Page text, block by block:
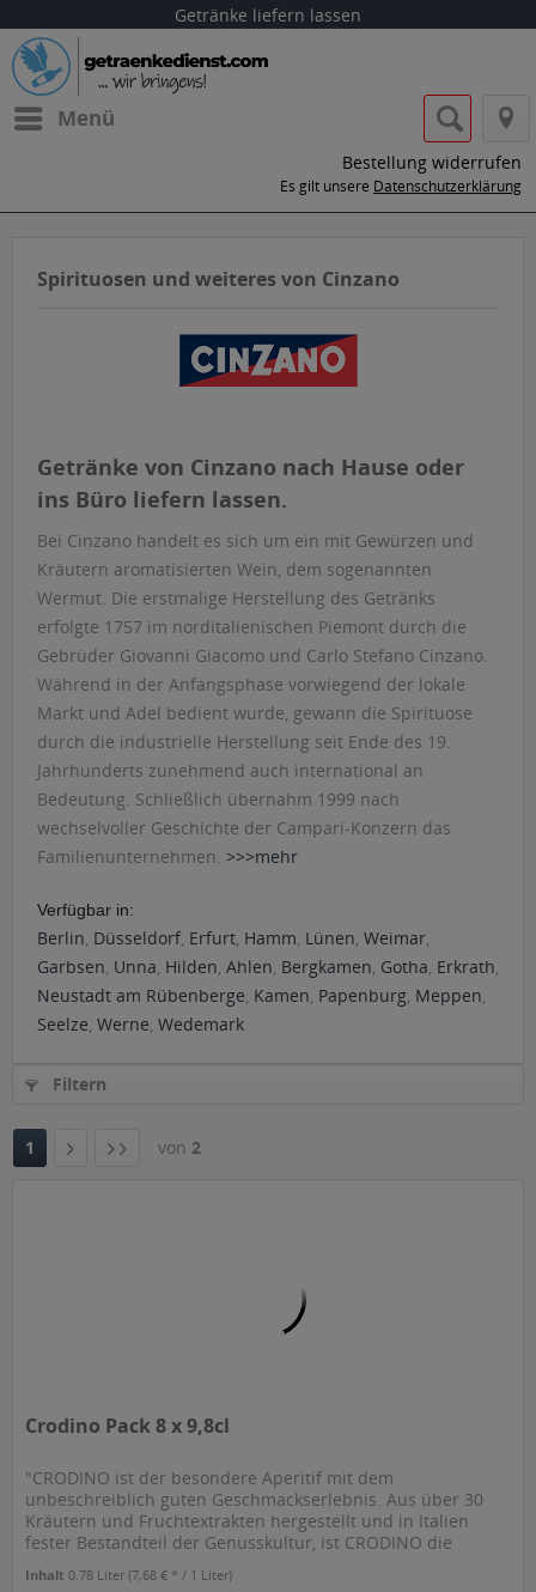
Getränke liefern lassen
Menü
Bestellung widerrufen
Es gilt unsere Datenschutzerklärung
Spirituosen und weiteres von Cinzano
Getränke von Cinzano nach Hause oder
ins Büro liefern lassen.
Bei Cinzano handelt es sich um ein mit Gewürzen und
Kräutern aromatisierten Wein, dem sogenannten
Wermut. Die erstmalige Herstellung des Getränks
erfolgte 1757 im norditalienischen Piemont durch die
Gebrüder Giovanni Giacomo und Carlo Stefano Cinzano.
Während in der Anfangsphase vorwiegend der lokale
Markt und Adel bedient wurde, gewann die Spirituose
durch die industrielle Herstellung seit Ende des 19.
Jahrhunderts zunehmend auch international an
Bedeutung. Schließlich übernahm 1999 nach
wechselvoller Geschichte der Campari-Konzern das
Familienunternehmen. >>>mehr
Verfügbar in:
Berlin, Düsseldorf, Erfurt, Hamm, Lünen, Weimar,
Garbsen, Unna, Hilden, Ahlen, Bergkamen, Gotha, Erkrath,
Neustadt am Rübenberge, Kamen, Papenburg, Meppen,
Seelze, Werne, Wedemark
Filtern
1 von 2
Crodino Pack 8 x 9,8cl
"CRODINO ist der besondere Aperitif mit dem
unbeschreiblich guten Geschmackserlebnis. Aus über 30
Kräutern und Fruchtextrakten hergestellt und in Italien
fester Bestandteil der Genusskultur, ist CRODINO die
Inhalt0.78 Liter(7,68 € * / 1 Liter)